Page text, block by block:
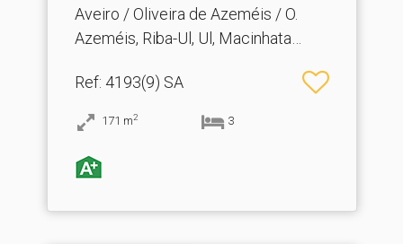
Aveiro / Oliveira de Azeméis / O.
Azeméis, Riba-Ul, Ul, Macinhata
Ref: 4193(9) SA
171 m2 3